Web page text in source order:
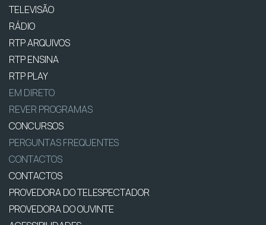
TELEVISÃO
RÁDIO
RTP ARQUIVOS
RTP ENSINA
RTP PLAY
EM DIRETO
REVER PROGRAMAS
CONCURSOS
PERGUNTAS FREQUENTES
CONTACTOS
CONTACTOS
PROVEDORA DO TELESPECTADOR
PROVEDORA DO OUVINTE